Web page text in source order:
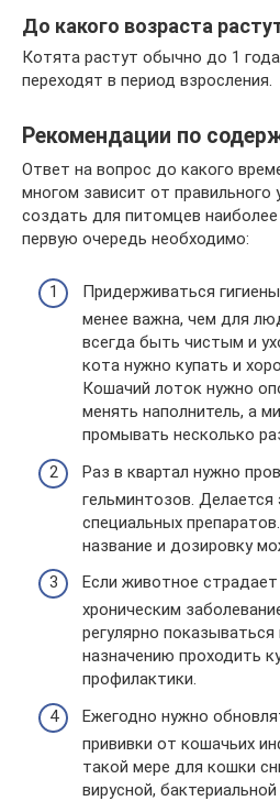
До какого возраста
Котята растут обычно до 1
переходят в период взросления.
Рекомендации по
Ответ на вопрос до какого
многом зависит от правильного
создать для питомцев
первую очередь необходимо:
Придерживаться
менее важна, чем для
всегда быть чистым и
кота нужно купать и
Кошачий лоток нужно
менять наполнитель, а
промывать несколько
Раз в квартал нужно
гельминтозов.
специальных
название и дозировку
Если животное
хроническим
регулярно показываться
назначению проходить
профилактики.
Ежегодно нужно
прививки от кошачьих
такой мере для кошки
вирусной,